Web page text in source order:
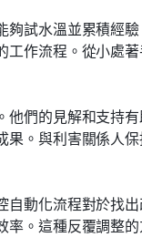
夠試水溫並累積經
作流程。從小處
們的見解和支持
。與利害關係人
自動化流程對於找
。這種反覆調整